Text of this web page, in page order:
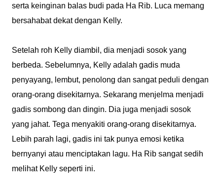
serta keinginan balas budi pada Ha Rib. Luca memang
bersahabat dekat dengan Kelly.
Setelah roh Kelly diambil, dia menjadi sosok yang
berbeda. Sebelumnya, Kelly adalah gadis muda
penyayang, lembut, penolong dan sangat peduli dengan
orang-orang disekitarnya. Sekarang menjelma menjadi
gadis sombong dan dingin. Dia juga menjadi sosok
yang jahat. Tega menyakiti orang-orang disekitarnya.
Lebih parah lagi, gadis ini tak punya emosi ketika
bernyanyi atau menciptakan lagu. Ha Rib sangat sedih
melihat Kelly seperti ini.